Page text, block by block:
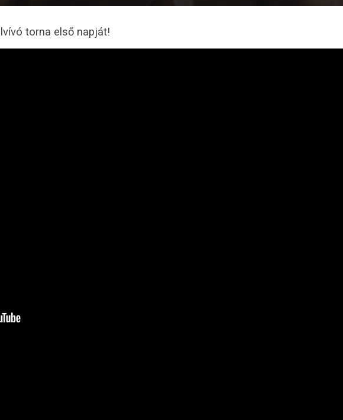
torna első napját!